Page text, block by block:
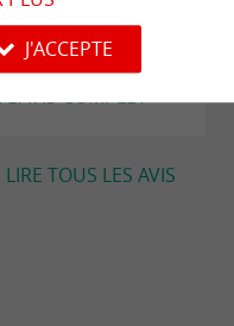
et la plus honnête
en solo de
De plus les...
L'AVIS COMPLET
LIRE TOUS LES AVIS
J'ACCEPTE